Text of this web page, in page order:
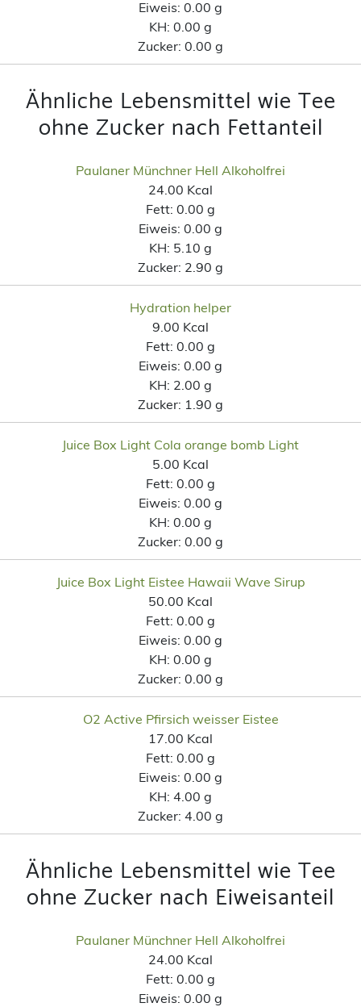
Eiweis: 0.00 g
KH: 0.00 g
Zucker: 0.00 g
Ähnliche Lebensmittel wie Tee
ohne Zucker nach Fettanteil
Paulaner Münchner Hell Alkoholfrei
24.00 Kcal
Fett: 0.00 g
Eiweis: 0.00 g
KH: 5.10 g
Zucker: 2.90 g
Hydration helper
9.00 Kcal
Fett: 0.00 g
Eiweis: 0.00 g
KH: 2.00 g
Zucker: 1.90 g
Juice Box Light Cola orange bomb Light
5.00 Kcal
Fett: 0.00 g
Eiweis: 0.00 g
KH: 0.00 g
Zucker: 0.00 g
Juice Box Light Eistee Hawaii Wave Sirup
50.00 Kcal
Fett: 0.00 g
Eiweis: 0.00 g
KH: 0.00 g
Zucker: 0.00 g
O2 Active Pfirsich weisser Eistee
17.00 Kcal
Fett: 0.00 g
Eiweis: 0.00 g
KH: 4.00 g
Zucker: 4.00 g
Ähnliche Lebensmittel wie Tee
ohne Zucker nach Eiweisanteil
Paulaner Münchner Hell Alkoholfrei
24.00 Kcal
Fett: 0.00 g
Eiweis: 0.00 g